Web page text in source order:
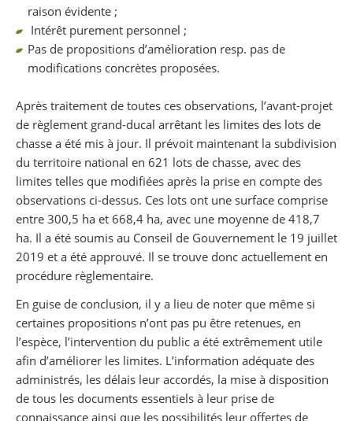
raison évidente ;
Intérêt purement personnel ;
Pas de propositions d’amélioration resp. pas de
modifications concrètes proposées.
Après traitement de toutes ces observations, l’avant-projet
de règlement grand-ducal arrêtant les limites des lots de
chasse a été mis à jour. Il prévoit maintenant la subdivision
du territoire national en 621 lots de chasse, avec des
limites telles que modifiées après la prise en compte des
observations ci-dessus. Ces lots ont une surface comprise
entre 300,5 ha et 668,4 ha, avec une moyenne de 418,7
ha. Il a été soumis au Conseil de Gouvernement le 19 juillet
2019 et a été approuvé. Il se trouve donc actuellement en
procédure règlementaire.
En guise de conclusion, il y a lieu de noter que même si
certaines propositions n’ont pas pu être retenues, en
l’espèce, l’intervention du public a été extrêmement utile
afin d’améliorer les limites. L’information adéquate des
administrés, les délais leur accordés, la mise à disposition
de tous les documents essentiels à leur prise de
connaissance ainsi que les possibilités leur offertes de